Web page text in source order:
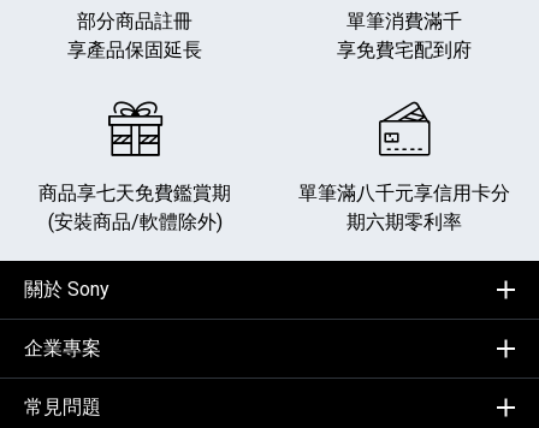
部分商品註冊
享產品保固延長
單筆消費滿千
享免費宅配到府
商品享七天免費鑑賞期
(安裝商品/軟體除外)
單筆滿八千元享信用卡分
期六期零利率
關於 Sony
企業專案
常見問題